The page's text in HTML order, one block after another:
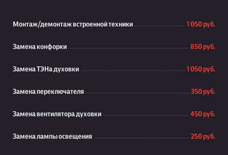
Монтаж/демонтаж встроенной техники 1 050 руб.
Замена конфорки 850 руб.
Замена ТЭНа духовки 1 050 руб.
Замена переключателя 350 руб.
Замена вентилятора духовки 450 руб.
Замена лампы освещения 250 руб.